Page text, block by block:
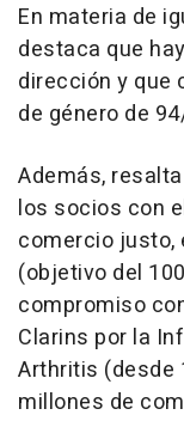
En materia de
destaca que
dirección y que
de género de
Además,
los socios con
comercio justo,
(objetivo del
compromiso
Clarins por la
Arthritis (desde
millones de